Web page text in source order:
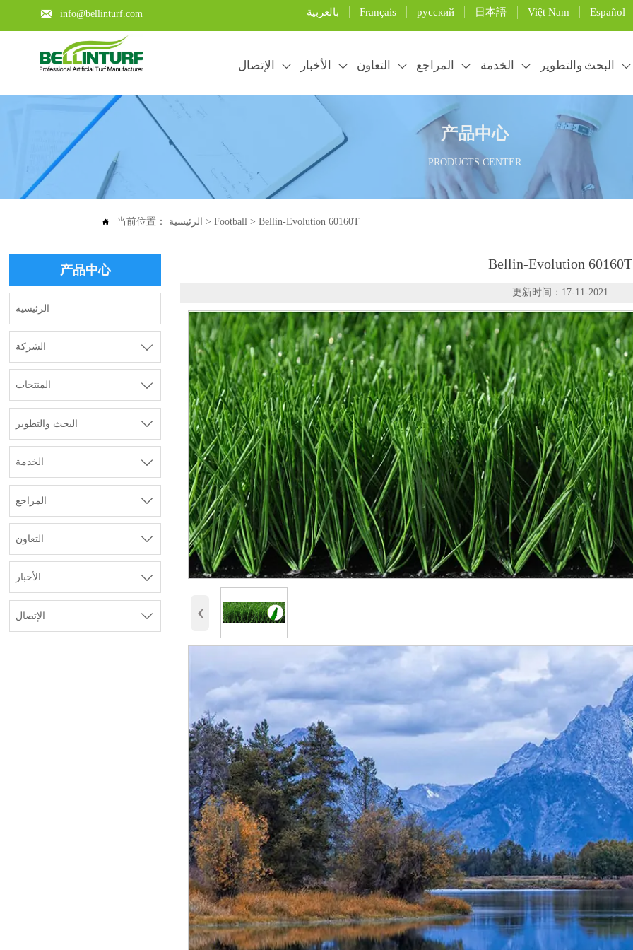
 info@bellinturf.com بالعربية Français русский 日本語 Việt Nam Español
الإتصال  الأخبار  التعاون  المراجع  الخدمة  البحث والتطوير 
产品中心
—— PRODUCTS CENTER ——
 当前位置： الرئيسية >Football >Bellin-Evolution 60160T
产品中心
الرئيسية
الشركة 
المنتجات 
البحث والتطوير 
الخدمة 
المراجع 
التعاون 
الأخبار 
الإتصال 
Bellin-Evolution 60160T
更新时间：17-11-2021
‹